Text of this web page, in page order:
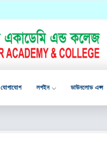
যোগাযোগ লগইন ডাউনলোড এপ্স